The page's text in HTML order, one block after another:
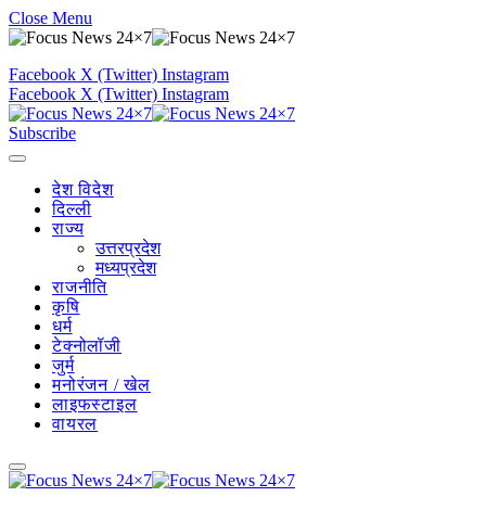
Close Menu
Facebook X (Twitter) Instagram
Facebook X (Twitter) Instagram
Subscribe
देश विदेश
दिल्ली
राज्य
उत्तरप्रदेश
मध्यप्रदेश
राजनीति
कृषि
धर्म
टेक्नोलॉजी
जुर्म
मनोरंजन / खेल
लाइफस्टाइल
वायरल